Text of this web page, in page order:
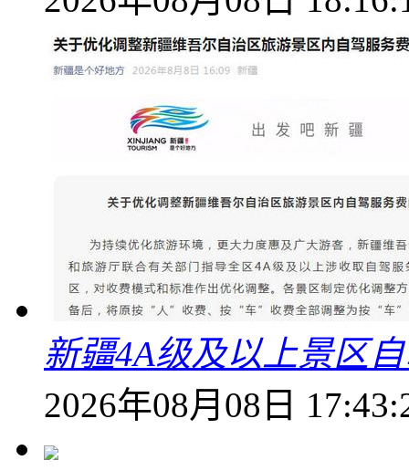
新疆4A级及以上景区
2026年08月08日